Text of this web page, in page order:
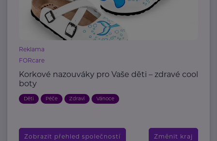
Reklama
FORcare
Korkové nazouváky pro Vaše děti – zdravé cool
boty
Děti Péče Zdraví Vánoce
Zobrazit přehled společností Změnit kraj